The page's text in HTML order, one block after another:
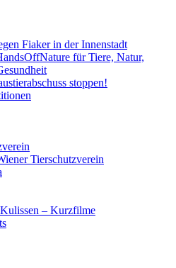
Fiaker in der Innenstadt
für Tiere, Natur,
stoppen!
Tierschutzverein
– Kurzfilme